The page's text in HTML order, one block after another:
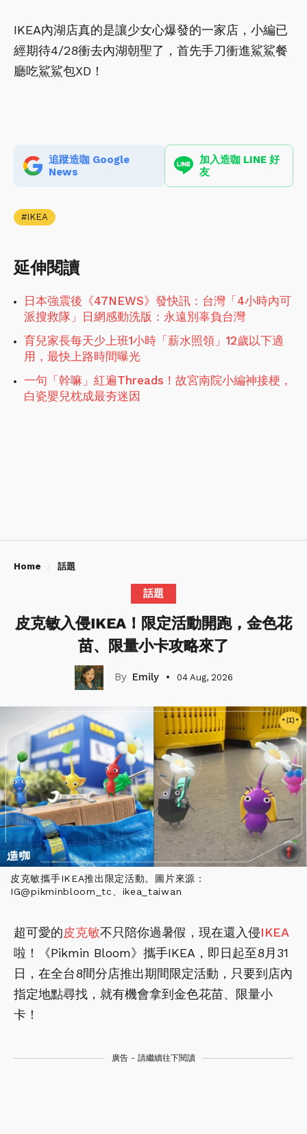
IKEA內湖店真的是讓少女心爆發的一家店，小編已
經期待4/28衝去內湖朝聖了，首先手刀衝進鯊鯊餐
廳吃鯊鯊包XD！
追蹤造咖 Google
News
加入造咖 LINE 好
友
IKEA
延伸閱讀
日本強震後《47NEWS》發快訊：台灣「4小時內可
派搜救隊」日網感動洗版：永遠別辜負台灣
育兒家長每天少上班1小時「薪水照領」12歲以下適
用，最快上路時間曝光
一句「幹嘛」紅遍Threads！故宮南院小編神接梗，
白瓷嬰兒枕成最夯迷因
Home 話題
話題
皮克敏入侵IKEA！限定活動開跑，金色花
苗、限量小卡攻略來了
Emily 04 Aug, 2026
皮克敏攜手IKEA推出限定活動。圖片來源：
IG@pikminbloom_tc、ikea_taiwan
超可愛的皮克敏不只陪你過暑假，現在還入侵IKEA
啦！《Pikmin Bloom》攜手IKEA，即日起至8月31
日，在全台8間分店推出期間限定活動，只要到店內
指定地點尋找，就有機會拿到金色花苗、限量小
卡！
廣告 - 請繼續往下閱讀